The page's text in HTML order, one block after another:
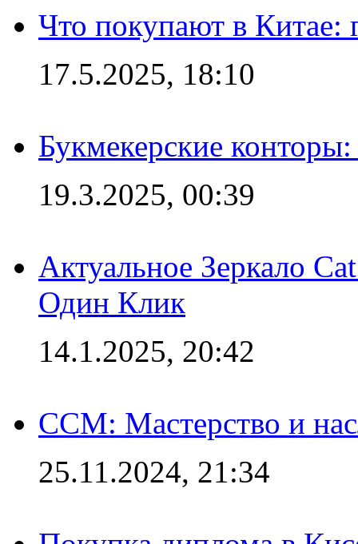
Что покупают в Китае:
17.5.2025, 18:10
Букмекерские
19.3.2025, 00:39
Актуальное Зеркало
Один Клик
14.1.2025, 20:42
CCM: Мастерство и
25.11.2024, 21:34